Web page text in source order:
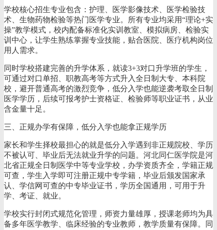
学校核心招生专业包含：护理、医学影像技术、医学检验技
术、生物药物检验等热门医学专业。所有专业均采用“理论+实
操”教学模式，校内配备标准化实训教室、模拟病房、检验实
训中心，让学生熟练掌握专业技能，贴合医院、医疗机构岗位
用人需求。
同时学校搭建完善的升学体系，就读3+3对口升学班的学生，
可通过对口单招、职教高考等方式升入全日制大专、本科院
校，避开普通高考的激烈竞争，低分入学也能逆袭考取全日制
医学学历，后续可报考护士资格证、检验师等职业证书，从业
含金量十足。
三、正规办学有保障，低分入学也能拿正规学历
家长和学生择校最担心的就是低分入学遇到非正规院校、学历
不被认可、毕业后无法就业升学的问题。河北同仁医学院是河
北省正规全日制医学中等专业学校，办学资质齐全，学籍正规
可查，学生入学即可注册正规中专学籍，毕业后颁发国家承
认、学信网可查的中专毕业证书，学历全国通用，可用于升
学、考证、就业。
学校实行封闭式规范化管理，师资力量雄厚，授课老师均为具
备多年医学教学、临床经验的专业教师，教学质量有保障。同